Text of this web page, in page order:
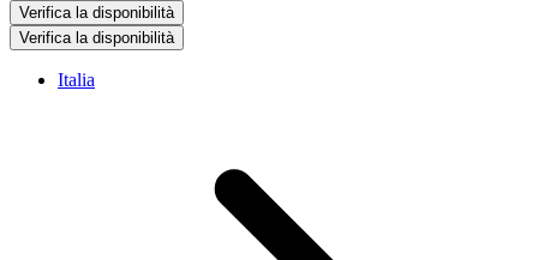
Verifica la disponibilità
Verifica la disponibilità
Italia